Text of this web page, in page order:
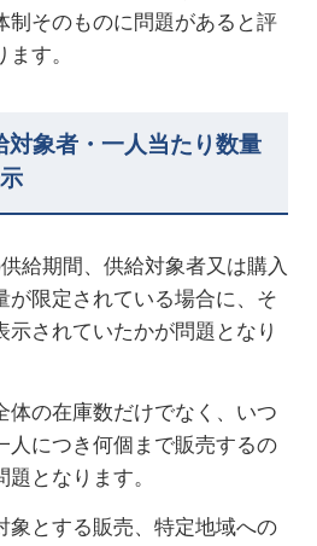
制そのものに問題があると評
す。
対象者・一人当たり数量
給期間、供給対象者又は購入
が限定されている場合に、そ
示されていたかが問題となり
体の在庫数だけでなく、いつ
人につき何個まで販売するの
となります。
象とする販売、特定地域への